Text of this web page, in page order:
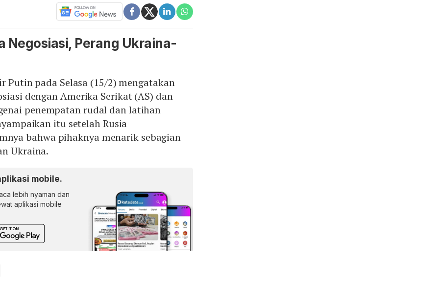
Negosiasi, Perang Ukraina-
Putin pada Selasa (15/2) mengatakan
dengan Amerika Serikat (AS) dan
penempatan rudal dan latihan
itu setelah Rusia
bahwa pihaknya menarik sebagian
Ukraina.
mobile.
lebih nyaman dan
aplikasi mobile